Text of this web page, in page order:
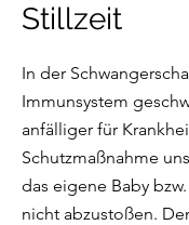
Stillzeit
In der
Immunsystem
anfälliger für
Schutzmaßnahme
das eigene Baby
nicht abzustoßen.